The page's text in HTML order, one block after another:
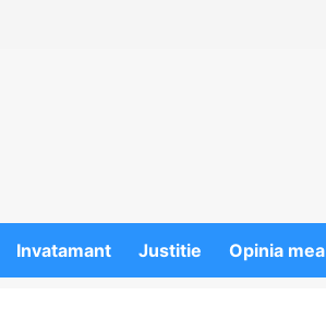
Invatamant Justitie Opinia mea